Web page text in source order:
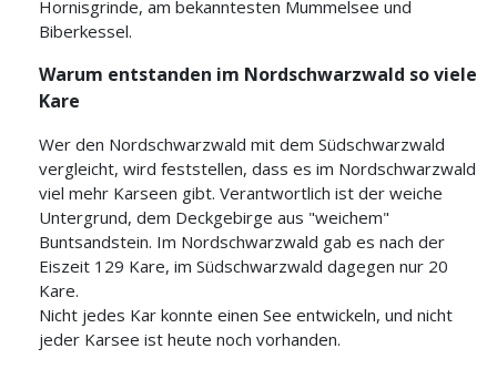
Hornisgrinde, am bekanntesten Mummelsee und
Biberkessel.
Warum entstanden im Nordschwarzwald so viele
Kare
Wer den Nordschwarzwald mit dem Südschwarzwald
vergleicht, wird feststellen, dass es im Nordschwarzwald
viel mehr Karseen gibt. Verantwortlich ist der weiche
Untergrund, dem Deckgebirge aus "weichem"
Buntsandstein. Im Nordschwarzwald gab es nach der
Eiszeit 129 Kare, im Südschwarzwald dagegen nur 20
Kare.
Nicht jedes Kar konnte einen See entwickeln, und nicht
jeder Karsee ist heute noch vorhanden.